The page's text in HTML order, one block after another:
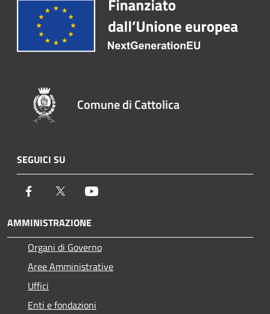
Comune di Cattolica
SEGUICI SU
Facebook Twitter
AMMINISTRAZIONE
Organi di Governo
Aree Amministrative
Uffici
Enti e fondazioni